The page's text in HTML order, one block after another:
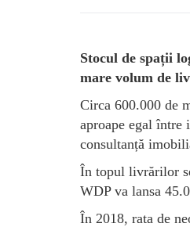
Stocul de spații
mare volum de
Circa 600.000 de
aproape egal
consultanță
În topul livrărilor
WDP va lansa
În 2018, rata de